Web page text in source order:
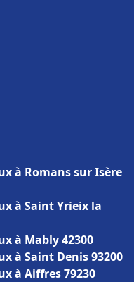
à Romans sur Isère
à Saint Yrieix la
à Mably 42300
à Saint Denis 93200
à Aiffres 79230